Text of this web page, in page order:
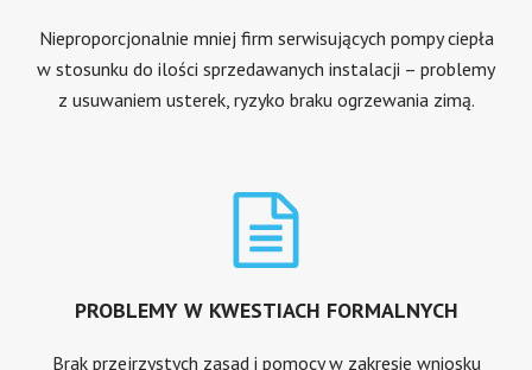
Nieproporcjonalnie mniej firm serwisujących pompy ciepła
w stosunku do ilości sprzedawanych instalacji – problemy
z usuwaniem usterek, ryzyko braku ogrzewania zimą.
PROBLEMY W KWESTIACH FORMALNYCH
Brak przejrzystych zasad i pomocy w zakresie wniosku